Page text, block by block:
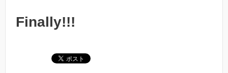
Finally!!!